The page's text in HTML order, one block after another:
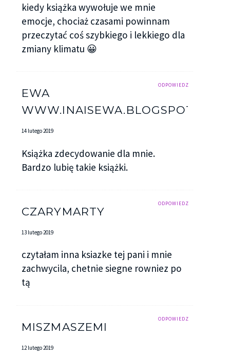
kiedy książka wywołuje we mnie
emocje, chociaż czasami powinnam
przeczytać coś szybkiego i lekkiego dla
zmiany klimatu 😀
ODPOWIEDZ
EWA
WWW.INAISEWA.BLOGSPOT.COM
14 lutego 2019
Książka zdecydowanie dla mnie.
Bardzo lubię takie książki.
ODPOWIEDZ
CZARYMARTY
13 lutego 2019
czytałam inna ksiazke tej pani i mnie
zachwycila, chetnie siegne rowniez po
tą
ODPOWIEDZ
MISZMASZEMI
12 lutego 2019